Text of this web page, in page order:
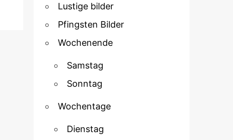
Lustige bilder
Pfingsten Bilder
Wochenende
Samstag
Sonntag
Wochentage
Dienstag